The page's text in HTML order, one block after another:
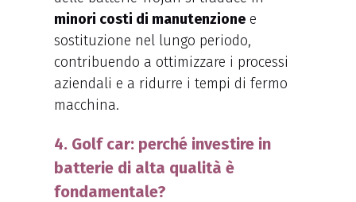
minori costi di manutenzione e
sostituzione nel lungo periodo,
contribuendo a ottimizzare i processi
aziendali e a ridurre i tempi di fermo
macchina.
4. Golf car: perché investire in
batterie di alta qualità è
fondamentale?